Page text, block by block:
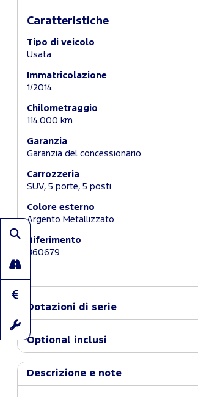
Caratteristiche
Tipo di veicolo
Usata
Immatricolazione
1/2014
Chilometraggio
114.000 km
Garanzia
Garanzia del concessionario
Carrozzeria
SUV, 5 porte, 5 posti
Colore esterno
Argento Metallizzato
Riferimento
B60679
Dotazioni di serie
Optional inclusi
Descrizione e note